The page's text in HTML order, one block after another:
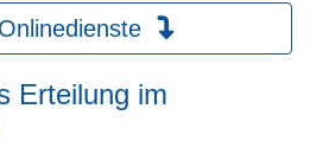
Erteilung im